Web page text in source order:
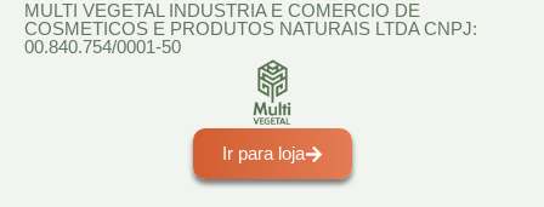
MULTI VEGETAL INDUSTRIA E COMERCIO DE
COSMETICOS E PRODUTOS NATURAIS LTDA CNPJ:
00.840.754/0001-50​
Ir para loja